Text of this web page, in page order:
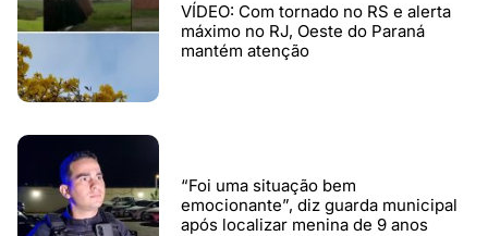
VÍDEO: Com tornado no RS e alerta
máximo no RJ, Oeste do Paraná
mantém atenção
“Foi uma situação bem
emocionante”, diz guarda municipal
após localizar menina de 9 anos